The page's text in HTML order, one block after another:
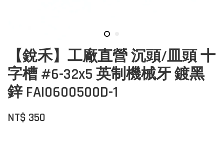
【銳禾】工廠直營 沉頭/皿頭 十
字槽 #6-32x5 英制機械牙 鍍黑
鋅 FAI0600500D-1
NT$ 350